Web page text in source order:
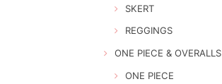
SKERT
REGGINGS
ONE PIECE & OVERALLS
ONE PIECE